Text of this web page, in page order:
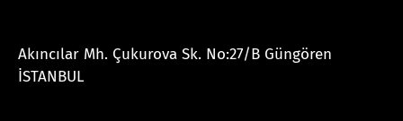
Akıncılar Mh. Çukurova Sk. No:27/B Güngören
İSTANBUL